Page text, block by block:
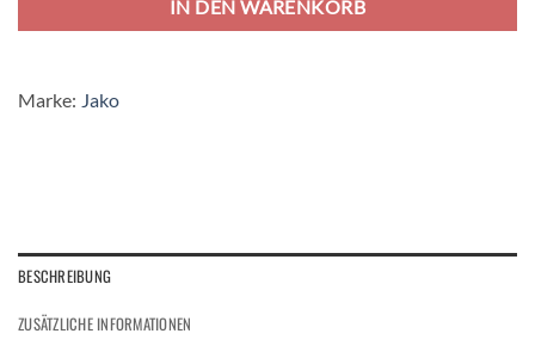
IN DEN WARENKORB
Marke: Jako
BESCHREIBUNG
ZUSÄTZLICHE INFORMATIONEN